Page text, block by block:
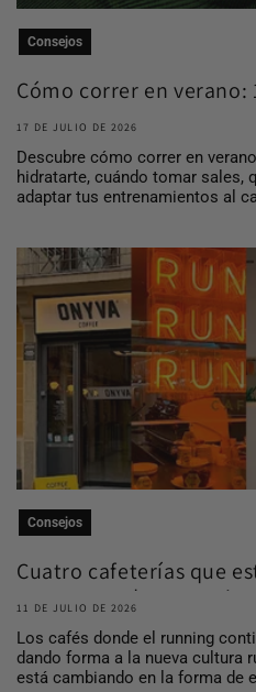
Consejos
Cómo correr en verano:
para entrena...
17 DE JULIO DE 2026
Descubre cómo correr en
hidratarte, cuándo tomar
adaptar tus entrenamientos al
Consejos
Cuatro cafeterías que
construyendo comuni...
11 DE JULIO DE 2026
Los cafés donde el running
dando forma a la nueva cultura
está cambiando en la forma de